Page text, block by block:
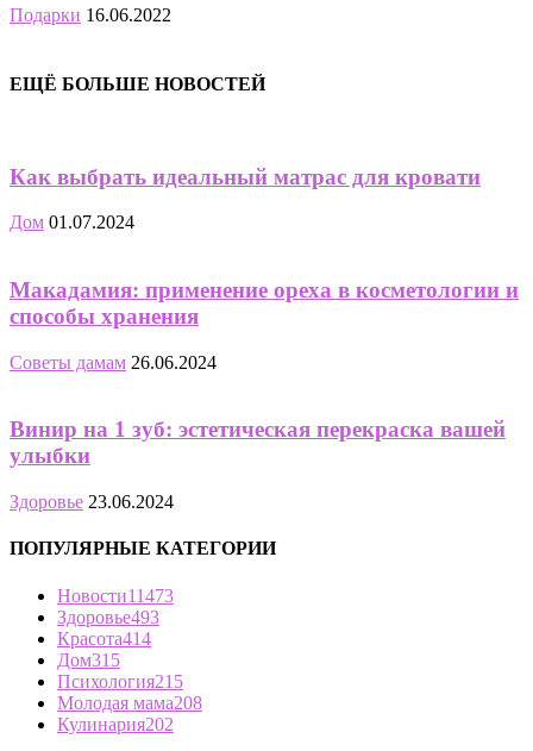
Подарки 16.06.2022
ЕЩЁ БОЛЬШЕ НОВОСТЕЙ
Как выбрать идеальный матрас для кровати
Дом 01.07.2024
Макадамия: применение ореха в косметологии и
способы хранения
Советы дамам 26.06.2024
Винир на 1 зуб: эстетическая перекраска вашей
улыбки
Здоровье 23.06.2024
ПОПУЛЯРНЫЕ КАТЕГОРИИ
Новости11473
Здоровье493
Красота414
Дом315
Психология215
Молодая мама208
Кулинария202